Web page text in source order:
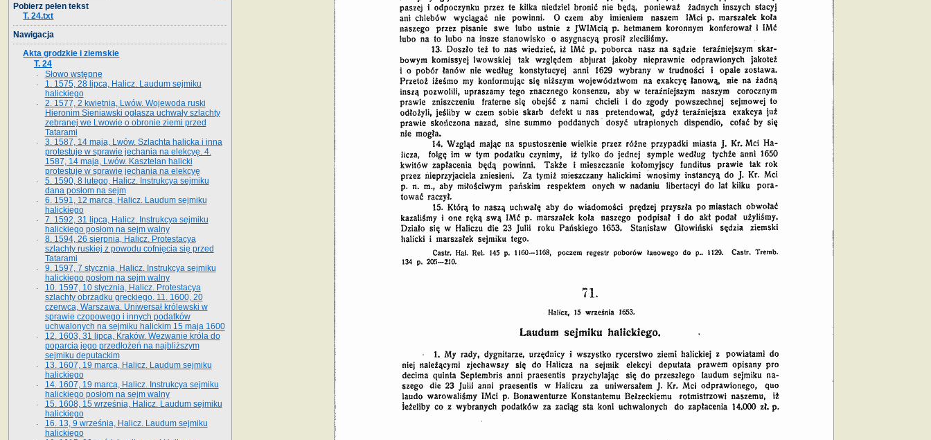
Pobierz pełen tekst
T. 24.txt
Nawigacja
Akta grodzkie i ziemskie
T. 24
Słowo wstępne
1. 1575, 28 lipca, Halicz. Laudum sejmiku
halickiego
2. 1577, 2 kwietnia, Lwów. Wojewoda ruski
Hieronim Sieniawski ogłasza uchwały szlachty
zebranej we Lwowie o obronie ziemi przed
Tatarami
3. 1587, 14 maja, Lwów. Szlachta halicka i inna
protestuje w sprawie jechania na elekcyę. 4.
1587, 14 maja, Lwów. Kasztelan halicki
protestuje w sprawie jechania na elekcyę
5. 1590, 8 lutego, Halicz. Instrukcya sejmiku
dana posłom na sejm
6. 1591, 12 marca, Halicz. Laudum sejmiku
halickiego
7. 1592, 31 lipca, Halicz. Instrukcya sejmiku
halickiego posłom na sejm walny
8. 1594, 26 sierpnia, Halicz. Protestacya
szlachty ruskiej z powodu cofnięcia się przed
Tatarami
9. 1597, 7 stycznia, Halicz. Instrukcya sejmiku
halickiego posłom na sejm walny
10. 1597, 10 stycznia, Halicz. Protestacya
szlachty obrządku greckiego. 11. 1600, 20
czerwca, Warszawa. Uniwersał królewski w
sprawie czopowego i innych podatków
uchwalonych na sejmiku halickim 15 maja 1600
12. 1603, 31 lipca, Kraków. Wezwanie króla do
poparcia jego przedłożeń na najbliższym
sejmiku deputackim
13. 1607, 19 marca, Halicz. Laudum sejmiku
halickiego
14. 1607, 19 marca, Halicz. Instrukcya sejmiku
halickiego posłom na sejm walny
15. 1608, 15 września, Halicz. Laudum sejmiku
halickiego
16. 13, 9 września, Halicz. Laudum sejmiku
halickiego